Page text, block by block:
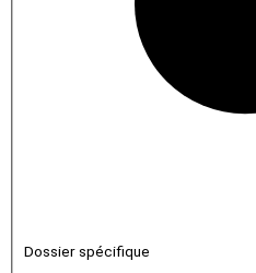
Dossier spécifique